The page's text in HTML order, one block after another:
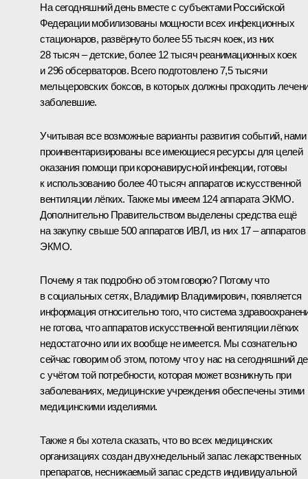
На сегодняшний день вместе с субъектами Российской
Федерации мобилизованы мощности всех инфекционных
стационаров, развёрнуто более 55 тысяч коек, из них
28 тысяч – детские, более 12 тысяч реанимационных коек
и 296 обсерваторов. Всего подготовлено 7,5 тысячи
мельцеровских боксов, в которых должны проходить
заболевшие.
Учитывая все возможные варианты развития событий, нами
проинвентаризированы все имеющиеся ресурсы для целей
оказания помощи при коронавирусной инфекции, готовы
к использованию более 40 тысяч аппаратов искусственной
вентиляции лёгких. Также мы имеем 124 аппарата ЭКМО.
Дополнительно Правительством выделены средства ещё
на закупку свыше 500 аппаратов ИВЛ, из них 17 – аппаратов
ЭКМО.
Почему я так подробно об этом говорю? Потому что
в социальных сетях, Владимир Владимирович, появляется
информация относительно того, что система
не готова, что аппаратов искусственной вентиляции лёгких
недостаточно или их вообще не имеется. Мы сознательно
сейчас говорим об этом, потому что у нас на сегодняшний
с учётом той потребности, которая может возникнуть при
заболеваниях, медицинские учреждения обеспечены этими
медицинскими изделиями.
Также я бы хотела сказать, что во всех медицинских
организациях создан двухнедельный запас лекарственных
препаратов, неснижаемый запас средств индивидуальной